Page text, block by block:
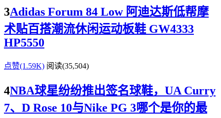
3Adidas Forum 84 Low 阿迪达斯低帮摩
术贴百搭潮流休闲运动板鞋 GW4333
HP5550
点赞(1.59K) 阅读(35,504)
4NBA球星纷纷推出签名球鞋，UA Curry
7、D Rose 10与Nike PG 3哪个是你的最